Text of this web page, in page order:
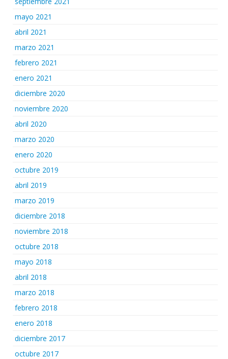
mayo 2021
abril 2021
marzo 2021
febrero 2021
enero 2021
diciembre 2020
noviembre 2020
abril 2020
marzo 2020
enero 2020
octubre 2019
abril 2019
marzo 2019
diciembre 2018
noviembre 2018
octubre 2018
mayo 2018
abril 2018
marzo 2018
febrero 2018
enero 2018
diciembre 2017
octubre 2017